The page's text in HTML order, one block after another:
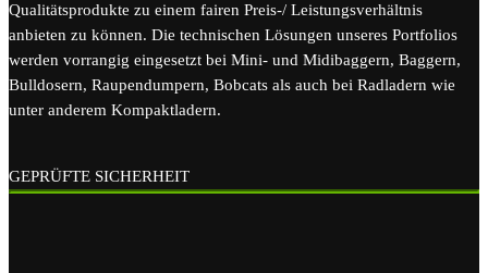
Qualitätsprodukte zu einem fairen Preis-/ Leistungsverhältnis
anbieten zu können. Die technischen Lösungen unseres Portfolios
werden vorrangig eingesetzt bei Mini- und Midibaggern, Baggern,
Bulldosern, Raupendumpern, Bobcats als auch bei Radladern wie
unter anderem Kompaktladern.
GEPRÜFTE SICHERHEIT